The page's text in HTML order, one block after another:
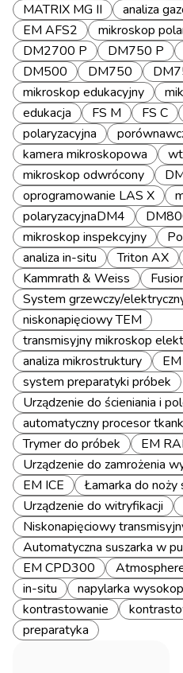
MATRIX MG II
analiza
EM AFS2
mikroskop
DM2700 P
DM750 P
DM500
DM750
mikroskop edukacyjny
edukacja
FS M FS C
polaryzacyjna
kamera mikroskopowa
mikroskop odwrócony
oprogramowanie LAS X
polaryzacyjnaDM4
mikroskop inspekcyjny
analiza in-situ
Triton AX
Kammrath & Weiss
System grzewczy/
niskonapięciowy TEM
transmisyjny mikroskop
analiza mikrostruktury
system preparatyki próbek
Urządzenie do ścieniania i
automatyczny procesor
Trymer do próbek
EM
Urządzenie do zamrożenia
EM ICE
Łamarka do noży
Urządzenie do witryfikacji
Niskonapięciowy
Automatyczna suszarka w
EM CPD300
in-situ
napylarka
kontrastowanie
preparatyka